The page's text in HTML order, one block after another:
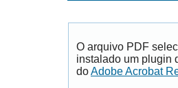
O arquivo PDF
instalado um plugin
doAdobe Acrobat